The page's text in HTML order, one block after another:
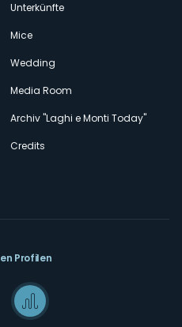
Unterkünfte
Mice
Wedding
Media Room
Archiv "Laghi e Monti Today"
Credits
Profilen